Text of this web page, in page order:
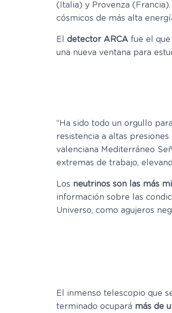
(Italia) y Provenza
cósmicos de más alta
El detector ARCA fue el
una nueva ventana para
“Ha sido todo un orgullo
resistencia a altas
valenciana Mediterráneo
extremas de trabajo,
Los neutrinos son las más
información sobre las
Universo, como agujeros
El inmenso telescopio que
terminado ocupará más de